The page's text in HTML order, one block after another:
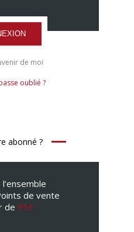
de moi
oublié ?
abonné ?
de vente
de 95€